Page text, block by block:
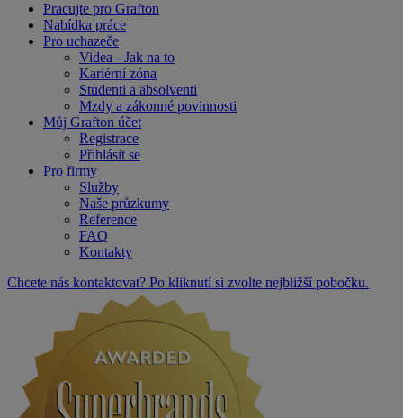
Pracujte pro Grafton
Nabídka práce
Pro uchazeče
Videa - Jak na to
Kariérní zóna
Studenti a absolventi
Mzdy a zákonné povinnosti
Můj Grafton účet
Registrace
Přihlásit se
Pro firmy
Služby
Naše průzkumy
Reference
FAQ
Kontakty
Chcete nás kontaktovat? Po kliknutí si zvolte nejbližší pobočku.